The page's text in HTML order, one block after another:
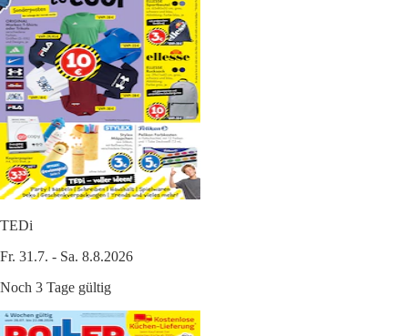
TEDi
Fr. 31.7. - Sa. 8.8.2026
Noch 3 Tage gültig